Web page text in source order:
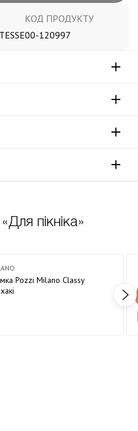
КОД ПРОДУКТУ
00-120997
пікніка»
Pozzi Milano Classy